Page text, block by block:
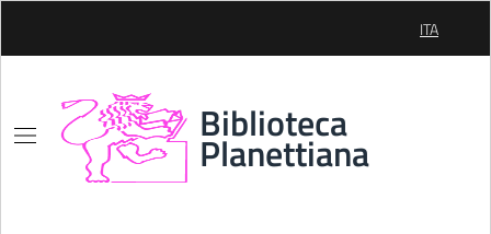
ITA
Biblioteca
Planettiana